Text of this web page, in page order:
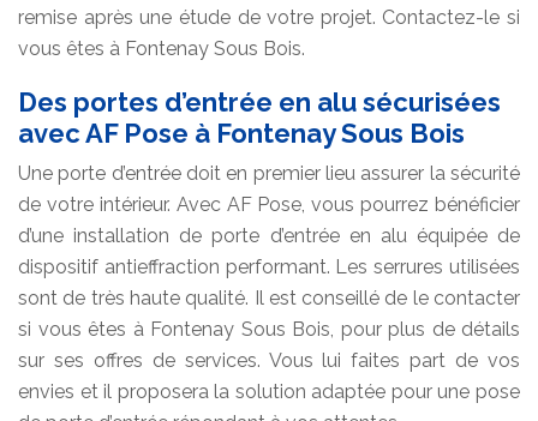
remise après une étude de votre projet. Contactez-le si
vous êtes à Fontenay Sous Bois.
Des portes d’entrée en alu sécurisées
avec AF Pose à Fontenay Sous Bois
Une porte d’entrée doit en premier lieu assurer la sécurité
de votre intérieur. Avec AF Pose, vous pourrez bénéficier
d’une installation de porte d’entrée en alu équipée de
dispositif antieffraction performant. Les serrures utilisées
sont de très haute qualité. Il est conseillé de le contacter
si vous êtes à Fontenay Sous Bois, pour plus de détails
sur ses offres de services. Vous lui faites part de vos
envies et il proposera la solution adaptée pour une pose